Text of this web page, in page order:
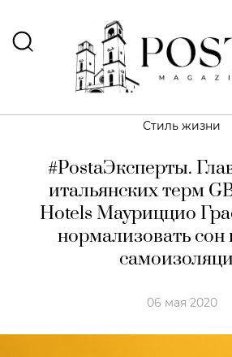
Стиль жизни
#PostaЭксперты.
итальянских терм
Hotels Мауриццио
нормализовать сон
06 мая 2020